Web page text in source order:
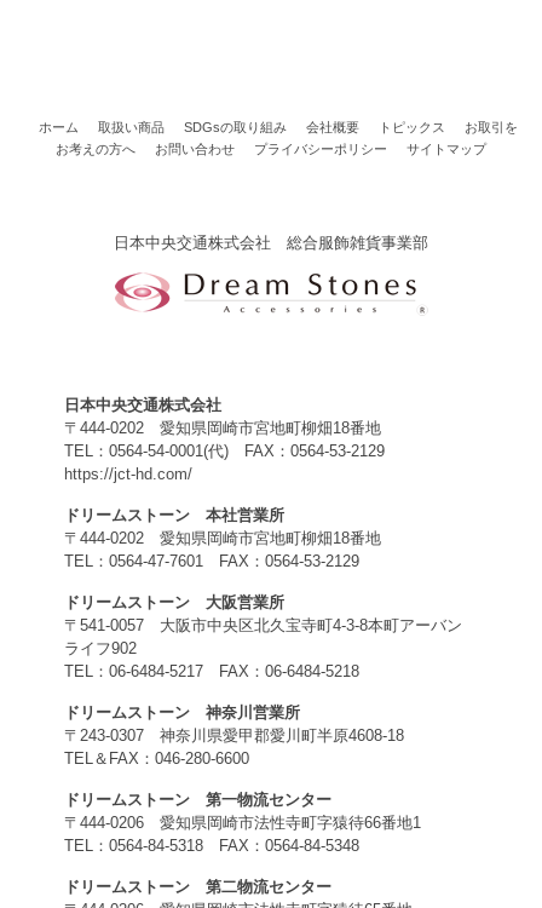
ホーム 取扱い商品 SDGsの取り組み 会社概要 トピックス
お取引を
お考えの方へ
お問い合わせ プライバシーポリシー サイトマップ
日本中央交通株式会社 総合服飾雑貨事業部
日本中央交通株式会社
〒444-0202 愛知県岡崎市宮地町柳畑18番地
TEL：0564-54-0001(代) FAX：0564-53-2129
https://jct-hd.com/
ドリームストーン 本社営業所
〒444-0202 愛知県岡崎市宮地町柳畑18番地
TEL：0564-47-7601 FAX：0564-53-2129
ドリームストーン 大阪営業所
〒541-0057 大阪市中央区北久宝寺町4-3-8本町アーバン
ライフ902
TEL：06-6484-5217 FAX：06-6484-5218
ドリームストーン 神奈川営業所
〒243-0307 神奈川県愛甲郡愛川町半原4608-18
TEL＆FAX：046-280-6600
ドリームストーン 第一物流センター
〒444-0206 愛知県岡崎市法性寺町字猿待66番地1
TEL：0564-84-5318 FAX：0564-84-5348
ドリームストーン 第二物流センター